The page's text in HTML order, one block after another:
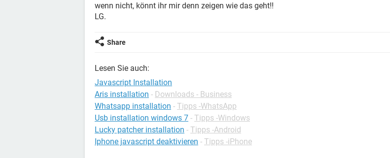
wenn nicht, könnt ihr mir denn zeigen wie das geht!!
LG.
Share
Lesen Sie auch:
Javascript Installation
Aris installation - Downloads - Business
Whatsapp installation - Tipps -WhatsApp
Usb installation windows 7 - Tipps -Windows
Lucky patcher installation - Tipps -Android
Iphone javascript deaktivieren - Tipps -iPhone